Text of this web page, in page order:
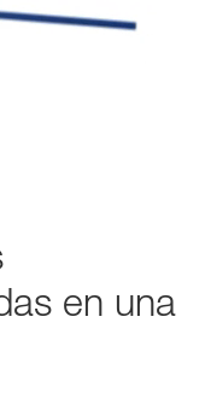
en una